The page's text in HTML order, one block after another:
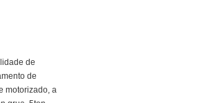
de
de
motorizado, a